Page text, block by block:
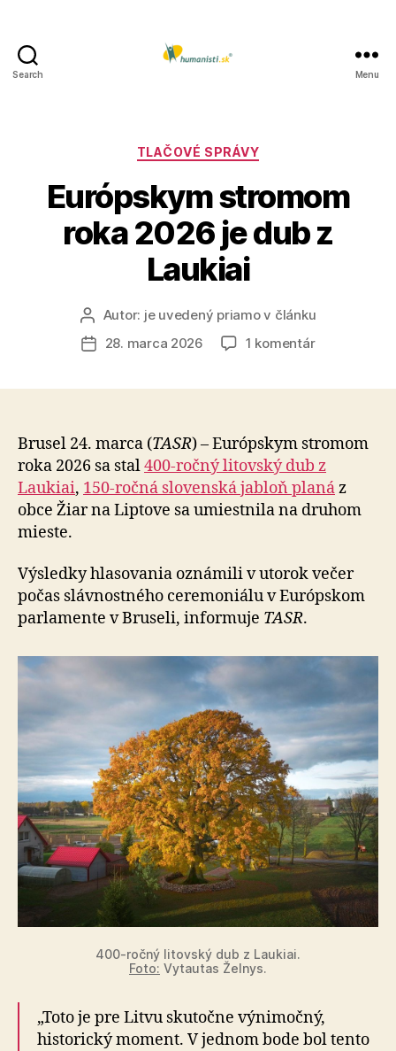
Search Menu
Kategórie
TLAČOVÉ SPRÁVY
Európskym stromom
roka 2026 je dub z
Laukiai
Autor
článku
Autor: je uvedený priamo v článku
Dátum
28. marca 2026 1 komentárna
je
dub
z
Laukiai
Brusel 24. marca (TASR) – Európskym stromom
roka 2026 sa stal400-ročný litovský dub z
Laukiai, 150-ročná slo­ven­ská jabloň planáz
obce Žiar na Liptove sa umiestnila na druhom
mieste.
Výsledky hlasovania oznámili v utorok večer
počas sláv­nos­tné­ho ceremoniálu v Európskom
parlamente v Bru­se­li, informuje TASR.
400-ročný litovský dub z Laukiai.
Foto: Vytautas Želnys.
„Toto je pre Litvu skutočne výnimočný,
historický mo­ment. V jednom bode bol tento